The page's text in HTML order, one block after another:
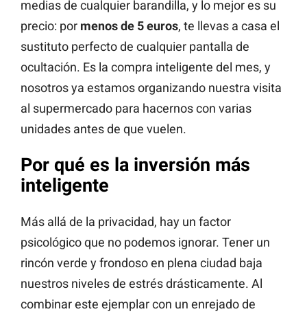
medias de cualquier barandilla, y lo mejor es su
precio: por menos de 5 euros, te llevas a casa el
sustituto perfecto de cualquier pantalla de
ocultación. Es la compra inteligente del mes, y
nosotros ya estamos organizando nuestra visita
al supermercado para hacernos con varias
unidades antes de que vuelen.
Por qué es la inversión más
inteligente
Más allá de la privacidad, hay un factor
psicológico que no podemos ignorar. Tener un
rincón verde y frondoso en plena ciudad baja
nuestros niveles de estrés drásticamente. Al
combinar este ejemplar con un enrejado de